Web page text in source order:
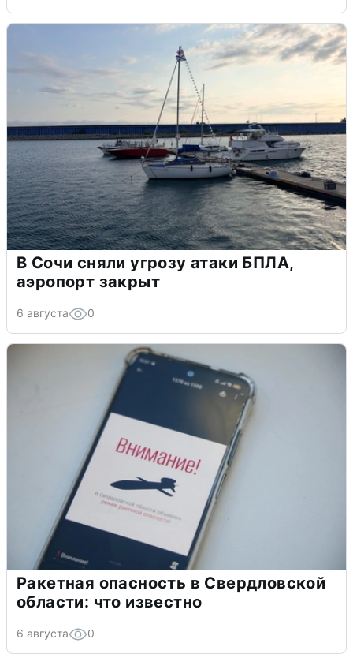
В Сочи сняли угрозу атаки БПЛА,
аэропорт закрыт
6 августа 0
Ракетная опасность в Свердловской
области: что известно
6 августа 0